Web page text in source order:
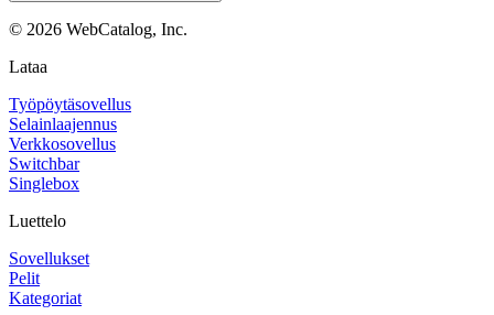
© 2026 WebCatalog, Inc.
Lataa
Työpöytäsovellus
Selainlaajennus
Verkkosovellus
Switchbar
Singlebox
Luettelo
Sovellukset
Pelit
Kategoriat